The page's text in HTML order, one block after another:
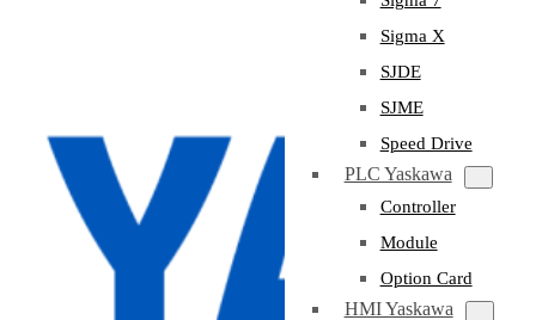
Sigma X
SJDE
SJME
Speed Drive
PLC Yaskawa
Controller
Module
Option Card
HMI Yaskawa